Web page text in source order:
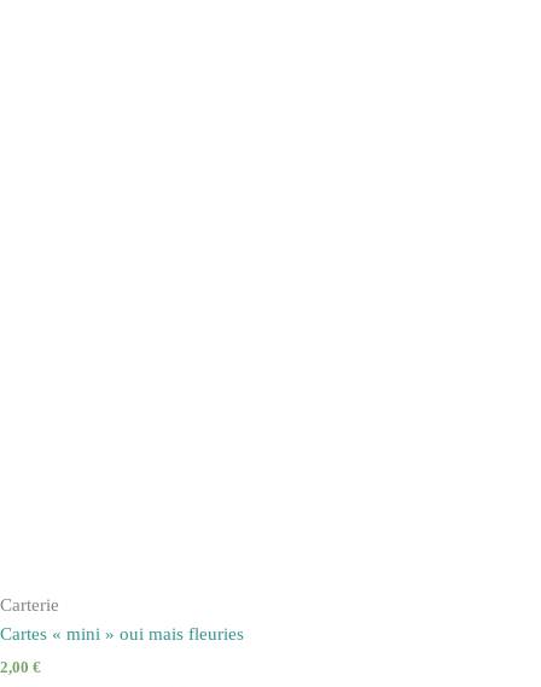
Carterie
Cartes « mini » oui mais fleuries
2,00 €